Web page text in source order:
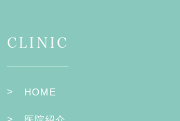
CLINIC
HOME